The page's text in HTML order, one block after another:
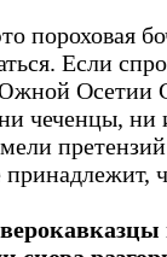
пороховая
Если
Осетии
ни чеченцы,
принадлежит,